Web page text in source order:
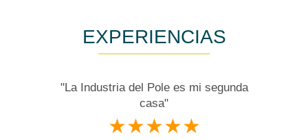
EXPERIENCIAS
"La Industria del Pole es mi segunda
casa"
★★★★★